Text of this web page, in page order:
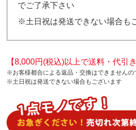
でご了承下さい
※土日祝は発送できない場合も
【8,000円(税込)以上で送料・代引
※お客様都合による返品・交換はできませんの
※土日祝は発送できない場合もございます